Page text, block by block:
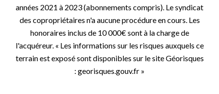
années 2021 à 2023 (abonnements compris). Le syndicat
des copropriétaires n'a aucune procédure en cours. Les
honoraires inclus de 10 000€ sont à la charge de
l'acquéreur. « Les informations sur les risques auxquels ce
terrain est exposé sont disponibles sur le site Géorisques
: georisques.gouv.fr »